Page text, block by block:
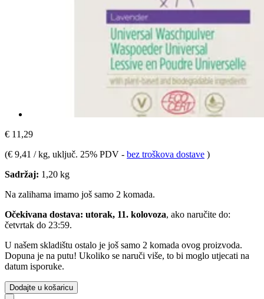
€ 11,29
(€ 9,41 / kg, uključ. 25% PDV - bez troškova dostave )
Sadržaj: 1,20 kg
Na zalihama imamo još samo 2 komada.
Očekivana dostava: utorak, 11. kolovoza, ako naručite do:
četvrtak do 23:59.
U našem skladištu ostalo je još samo 2 komada ovog proizvoda.
Dopuna je na putu! Ukoliko se naruči više, to bi moglo utjecati na
datum isporuke.
Dodajte u košaricu